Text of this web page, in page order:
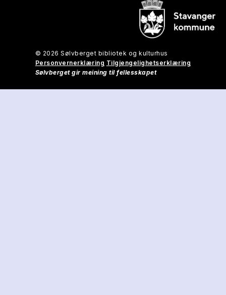
© 2026 Sølvberget bibliotek og kulturhus
Personvernerklæring Tilgjengelighetserklæring
Sølvberget gir meining til fellesskapet